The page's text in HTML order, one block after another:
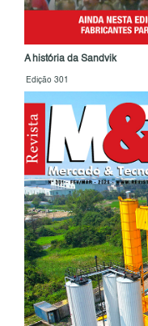
A história da Sandvik
Edição 301